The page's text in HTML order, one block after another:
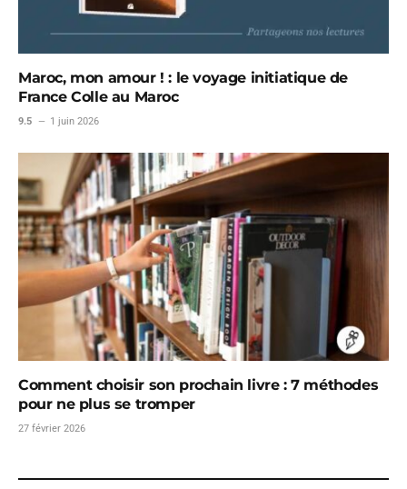
Maroc, mon amour ! : le voyage initiatique de
France Colle au Maroc
9.5 1 juin 2026
Comment choisir son prochain livre : 7 méthodes
pour ne plus se tromper
27 février 2026